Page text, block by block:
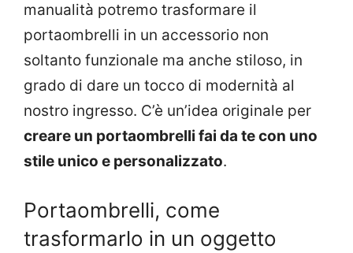
manualità potremo trasformare il
portaombrelli in un accessorio non
soltanto funzionale ma anche stiloso, in
grado di dare un tocco di modernità al
nostro ingresso. C’è un’idea originale per
creare un portaombrelli fai da te con uno
stile unico e personalizzato.
Portaombrelli, come
trasformarlo in un oggetto